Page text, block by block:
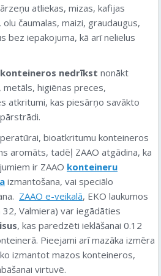
atliekas, mizas, kafijas
čaumalas, maizi, graudaugus,
bez iepakojuma, kā arī nelielus
nedrīkst nonākt
higiēnas preces,
atkritumi, kas piesārņo savākto
bioatkritumu konteineros
aromāts, tadēļ ZAAO atgādina, ka
ir ZAAO konteineru
izmantošana, vai speciālo
ZAAO e-veikalā, EKO laukumos
32, Valmiera) var iegādāties
, kas paredzēti ieklāšanai 0.12
Pieejami arī mazāka izmēra
izmantot mazos konteineros,
virtuvē.